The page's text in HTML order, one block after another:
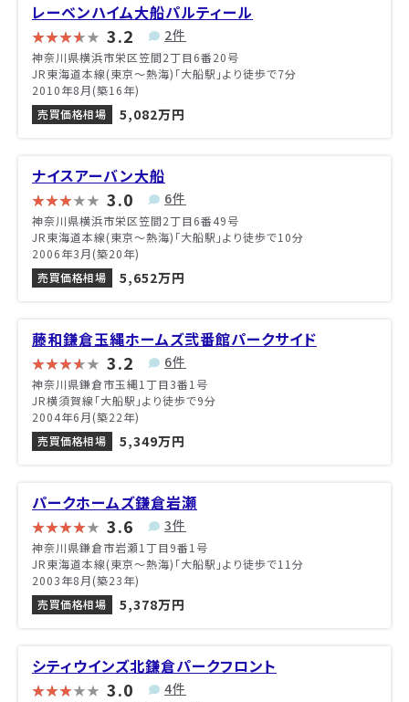
レーベンハイム大船パルティール
3.2 2件
神奈川県横浜市栄区笠間2丁目6番20号
JR東海道本線(東京～熱海)「大船駅」より徒歩で7分
2010年8月(築16年)
売買価格相場
5,082万円
ナイスアーバン大船
3.0 6件
神奈川県横浜市栄区笠間2丁目6番49号
JR東海道本線(東京～熱海)「大船駅」より徒歩で10分
2006年3月(築20年)
売買価格相場
5,652万円
藤和鎌倉玉縄ホームズ弐番館パークサイド
3.2 6件
神奈川県鎌倉市玉縄1丁目3番1号
JR横須賀線「大船駅」より徒歩で9分
2004年6月(築22年)
売買価格相場
5,349万円
パークホームズ鎌倉岩瀬
3.6 3件
神奈川県鎌倉市岩瀬1丁目9番1号
JR東海道本線(東京～熱海)「大船駅」より徒歩で11分
2003年8月(築23年)
売買価格相場
5,378万円
シティウインズ北鎌倉パークフロント
3.0 4件